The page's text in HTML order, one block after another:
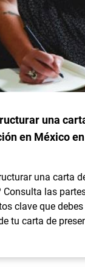
una
en México
una carta
Consulta las
clave que
tu carta de